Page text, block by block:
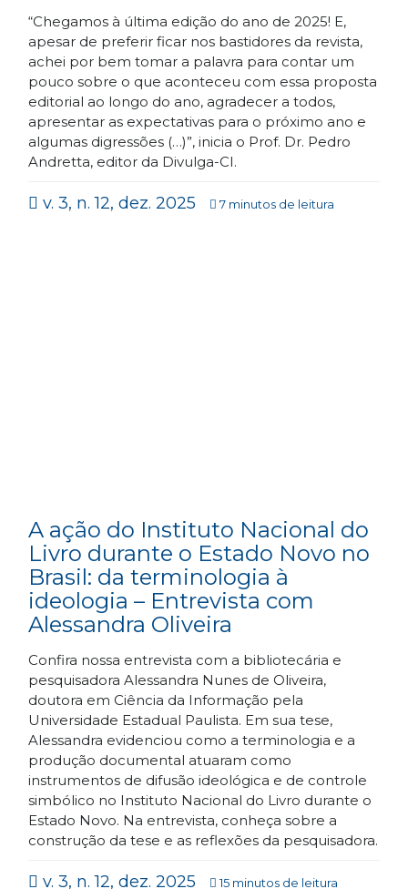
“Chegamos à última edição do ano de 2025! E,
apesar de preferir ficar nos bastidores da revista,
achei por bem tomar a palavra para contar um
pouco sobre o que aconteceu com essa proposta
editorial ao longo do ano, agradecer a todos,
apresentar as expectativas para o próximo ano e
algumas digressões (…)”, inicia o Prof. Dr. Pedro
Andretta, editor da Divulga-CI.
v. 3, n. 12, dez. 2025 7 minutos de leitura
A ação do Instituto Nacional do
Livro durante o Estado Novo no
Brasil: da terminologia à
ideologia – Entrevista com
Alessandra Oliveira
Confira nossa entrevista com a bibliotecária e
pesquisadora Alessandra Nunes de Oliveira,
doutora em Ciência da Informação pela
Universidade Estadual Paulista. Em sua tese,
Alessandra evidenciou como a terminologia e a
produção documental atuaram como
instrumentos de difusão ideológica e de controle
simbólico no Instituto Nacional do Livro durante o
Estado Novo. Na entrevista, conheça sobre a
construção da tese e as reflexões da pesquisadora.
v. 3, n. 12, dez. 2025 15 minutos de leitura